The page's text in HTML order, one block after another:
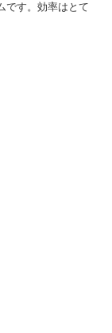
です。効率はとて